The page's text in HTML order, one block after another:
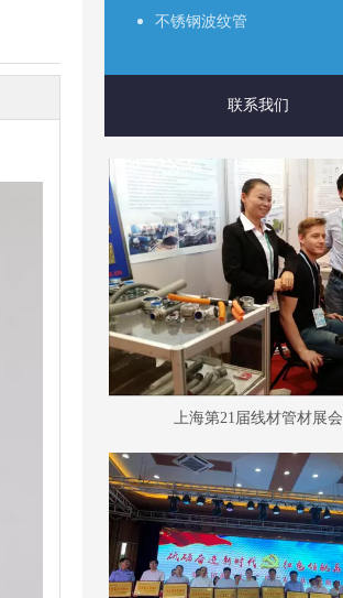
不锈钢波纹管
联系我们
上海第21届线材管材展会